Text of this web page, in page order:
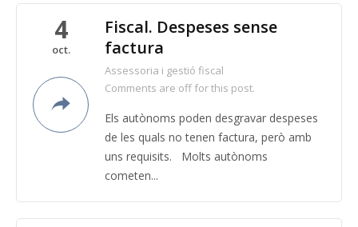
4
oct.
Fiscal. Despeses sense
factura
Assessoria i gestió fiscal
Comments are off for this post.
Els autònoms poden desgravar despeses
de les quals no tenen factura, però amb
uns requisits. Molts autònoms
cometen...